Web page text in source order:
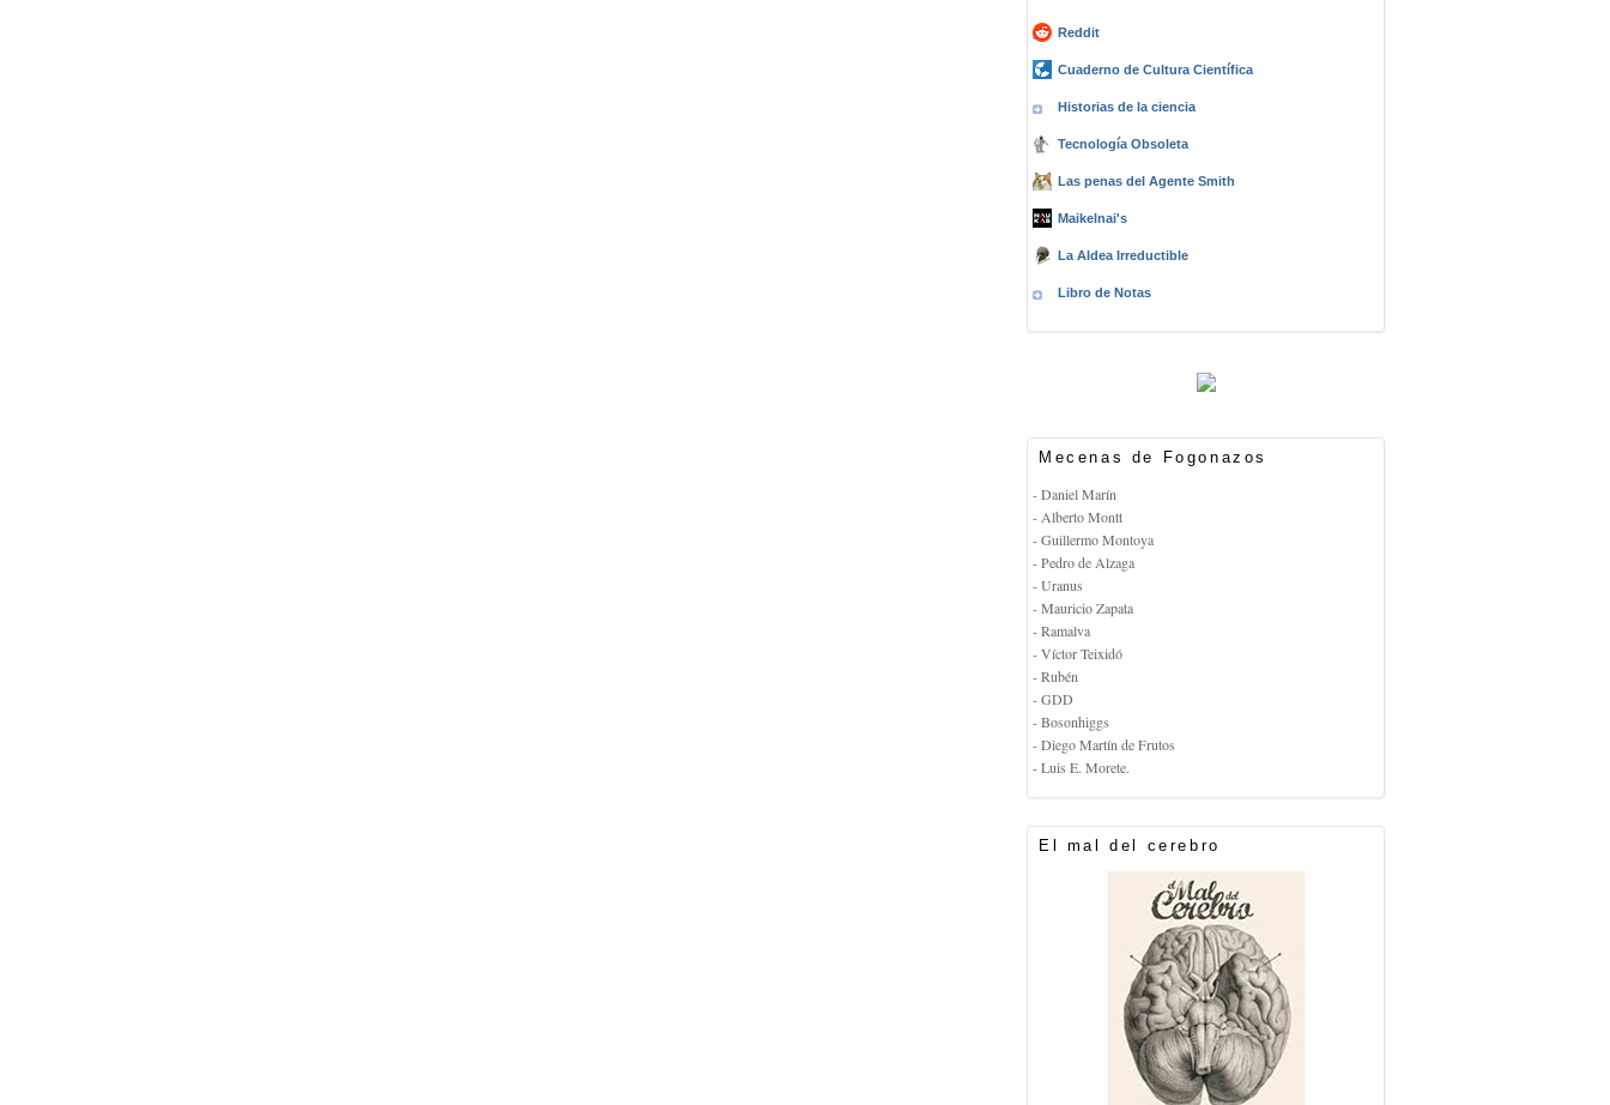
Reddit
Cuaderno de Cultura Científica
Historias de la ciencia
Tecnología Obsoleta
Las penas del Agente Smith
Maikelnai's
La Aldea Irreductible
Libro de Notas
Mecenas de Fogonazos
- Daniel Marín
- Alberto Montt
- Guillermo Montoya
- Pedro de Alzaga
- Uranus
- Mauricio Zapata
- Ramalva
- Víctor Teixidó
- Rubén
- GDD
- Bosonhiggs
- Diego Martín de Frutos
- Luis E. Morete.
El mal del cerebro